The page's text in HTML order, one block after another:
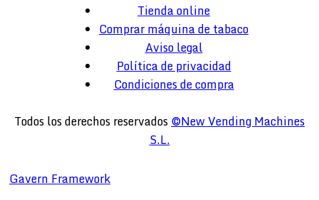
Tienda online
Comprar máquina de tabaco
Aviso legal
Política de privacidad
Condiciones de compra
Todos los derechos reservados©New Vending Machines
S.L.
Gavern Framework